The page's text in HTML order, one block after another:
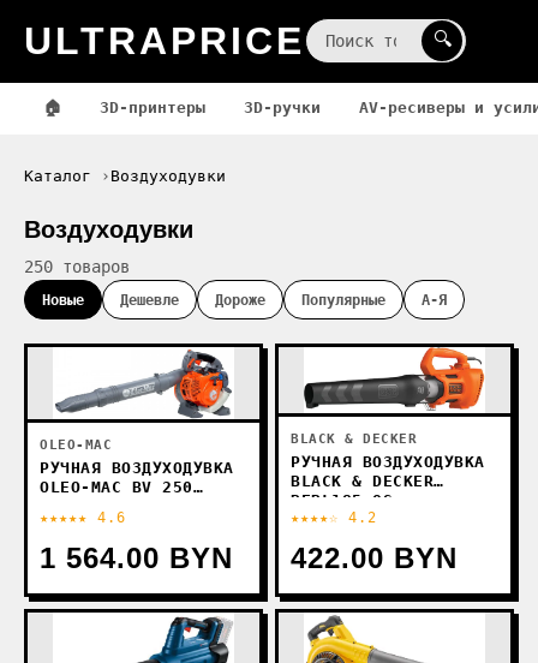
ULTRAPRICE 🔍
🏠 3D-принтеры 3D-ручки AV-ресиверы и
Каталог Воздуходувки
Воздуходувки
250 товаров
Новые Дешевле Дороже Популярные А-Я
OLEO-MAC
РУЧНАЯ ВОЗДУХОДУВКА
OLEO-MAC BV 250
★★★★★ 4.6
1 564.00 BYN
BLACK & DECKER
РУЧНАЯ ВОЗДУХОДУВКА
BLACK & DECKER
BEBL185-QS
★★★★☆ 4.2
422.00 BYN